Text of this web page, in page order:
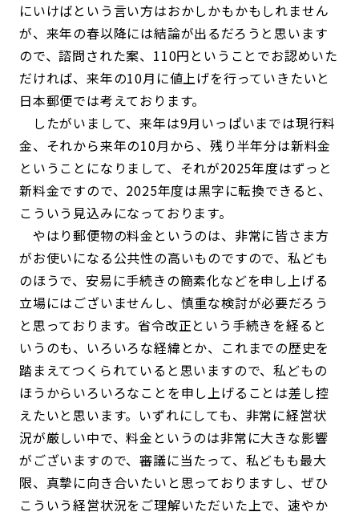
にいけばという言い方はおかしかもかもしれません
が、来年の春以降には結論が出るだろうと思います
ので、諮問された案、110円ということでお認めいた
だければ、来年の10月に値上げを行っていきたいと
日本郵便では考えております。
したがいまして、来年は9月いっぱいまでは現行料
金、それから来年の10月から、残り半年分は新料金
ということになりまして、それが2025年度はずっと
新料金ですので、2025年度は黒字に転換できると、
こういう見込みになっております。
やはり郵便物の料金というのは、非常に皆さま方
がお使いになる公共性の高いものですので、私ども
のほうで、安易に手続きの簡素化などを申し上げる
立場にはございませんし、慎重な検討が必要だろう
と思っております。省令改正という手続きを経ると
いうのも、いろいろな経緯とか、これまでの歴史を
踏まえてつくられていると思いますので、私どもの
ほうからいろいろなことを申し上げることは差し控
えたいと思います。いずれにしても、非常に経営状
況が厳しい中で、料金というのは非常に大きな影響
がございますので、審議に当たって、私どもも最大
限、真摯に向き合いたいと思っておりますし、ぜひ
こういう経営状況をご理解いただいた上で、速やか